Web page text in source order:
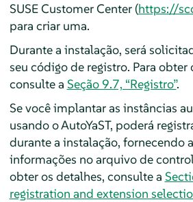
SUSE Customer Center (https://
para criar uma.
Durante a instalação, será
seu código de registro. Para obter
consulte a Seção 9.7, “Registro”.
Se você implantar as instâncias
usando o AutoYaST, poderá
durante a instalação, fornecendo
informações no arquivo de
obter os detalhes, consulte a
registration and extension